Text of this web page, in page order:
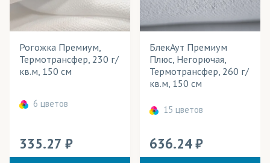
Рогожка Премиум,
Термотрансфер, 230 г/
кв.м, 150 см
6 цветов
335.27
БлекАут Премиум
Плюс, Негорючая,
Термотрансфер, 260 г/
кв.м, 150 см
15 цветов
636.24